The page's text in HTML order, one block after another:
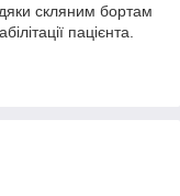
скляним бортам
пацієнта.